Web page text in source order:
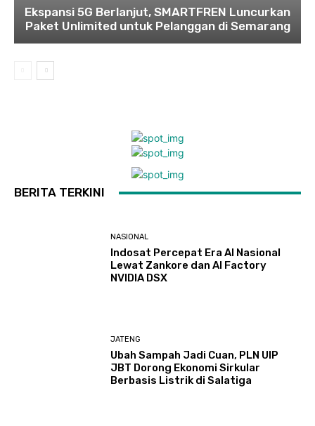
Ekspansi 5G Berlanjut, SMARTFREN Luncurkan
Paket Unlimited untuk Pelanggan di Semarang
BERITA TERKINI
NASIONAL
Indosat Percepat Era AI Nasional
Lewat Zankore dan AI Factory
NVIDIA DSX
JATENG
Ubah Sampah Jadi Cuan, PLN UIP
JBT Dorong Ekonomi Sirkular
Berbasis Listrik di Salatiga